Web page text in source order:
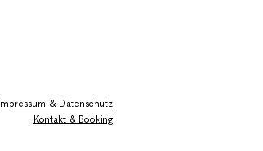
Impressum & Datenschutz
Kontakt & Booking